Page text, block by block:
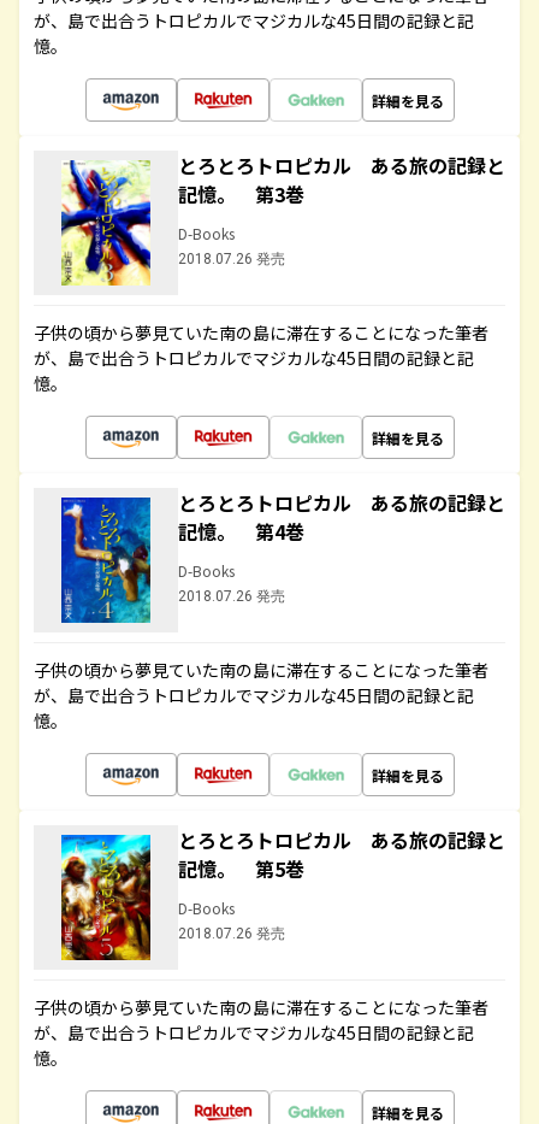
が、島で出合うトロピカルでマジカルな45日間の記録と記
憶。
詳細を見る
とろとろトロピカル ある旅の記録と
記憶。 第3巻
D-Books
2018.07.26 発売
子供の頃から夢見ていた南の島に滞在することになった筆者
が、島で出合うトロピカルでマジカルな45日間の記録と記
憶。
詳細を見る
とろとろトロピカル ある旅の記録と
記憶。 第4巻
D-Books
2018.07.26 発売
子供の頃から夢見ていた南の島に滞在することになった筆者
が、島で出合うトロピカルでマジカルな45日間の記録と記
憶。
詳細を見る
とろとろトロピカル ある旅の記録と
記憶。 第5巻
D-Books
2018.07.26 発売
子供の頃から夢見ていた南の島に滞在することになった筆者
が、島で出合うトロピカルでマジカルな45日間の記録と記
憶。
詳細を見る